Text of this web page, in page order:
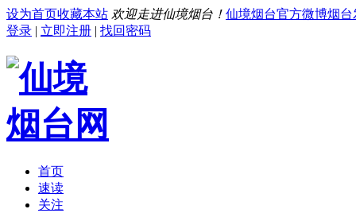
设为首页收藏本站 欢迎走进仙境烟台！ 仙境烟台官方微博烟台
登录 | 立即注册 | 找回密码
首页
速读
关注